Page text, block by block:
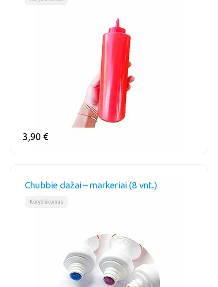
3,90 €
Chubbie dažai – markeriai (8 vnt.)
Kūrybiškumas